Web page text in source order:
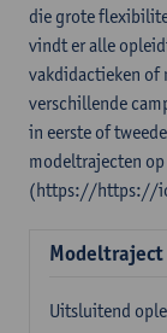
die grote
vindt er alle
vakdidactieken of
verschillende
in eerste of
modeltrajecten
(https://https://
Modeltraject
Uitsluitend